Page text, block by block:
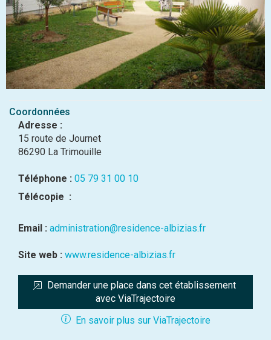
Coordonnées
Adresse :
15 route de Journet
86290 La Trimouille
Téléphone : 05 79 31 00 10
Télécopie :
Email : administration@residence-albizias.fr
Site web : www.residence-albizias.fr
Demander une place dans cet établissement
avec ViaTrajectoire
En savoir plus sur ViaTrajectoire